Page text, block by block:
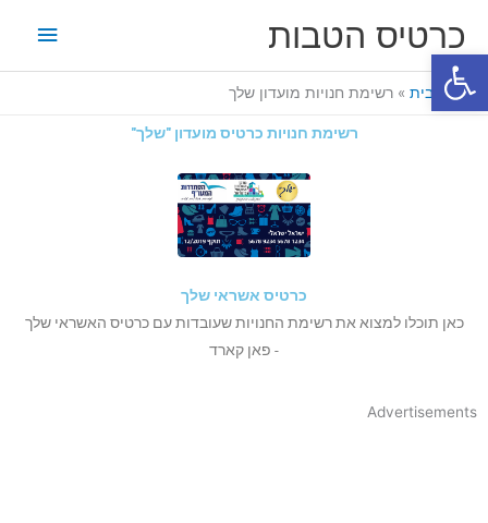
פתח סרגל נגישות
לתוכןכרטיס הטבות
ראשי
דף הבית רשימת חנויות מועדון שלך
רשימת חנויות כרטיס מועדון "שלך"
כרטיס אשראי שלך
כאן תוכלו למצוא את רשימת החנויות שעובדות עם כרטיס האשראי שלך
- פאן קארד
Advertisements